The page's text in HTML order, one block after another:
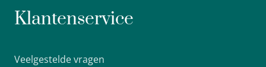
Klantenservice
Veelgestelde vragen